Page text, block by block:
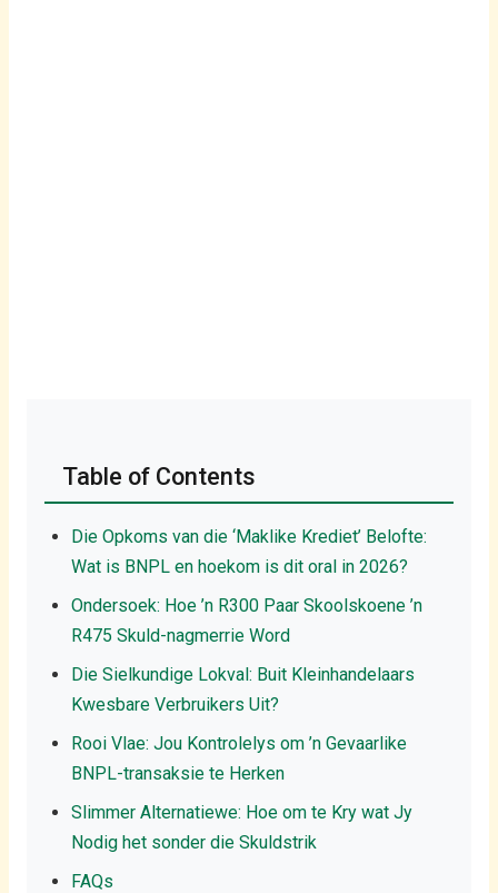
Table of Contents
Die Opkoms van die ‘Maklike Krediet’ Belofte:
Wat is BNPL en hoekom is dit oral in 2026?
Ondersoek: Hoe ’n R300 Paar Skoolskoene ’n
R475 Skuld-nagmerrie Word
Die Sielkundige Lokval: Buit Kleinhandelaars
Kwesbare Verbruikers Uit?
Rooi Vlae: Jou Kontrolelys om ’n Gevaarlike
BNPL-transaksie te Herken
Slimmer Alternatiewe: Hoe om te Kry wat Jy
Nodig het sonder die Skuldstrik
FAQs